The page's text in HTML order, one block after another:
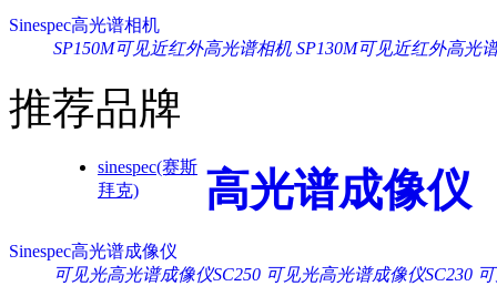
Sinespec高光谱相机
SP150M可见近红外高光谱相机 SP130M可见近红外高光
推荐品牌
sinespec(赛斯
拜克)
高光谱成像仪
Sinespec高光谱成像仪
可见光高光谱成像仪SC250 可见光高光谱成像仪SC230